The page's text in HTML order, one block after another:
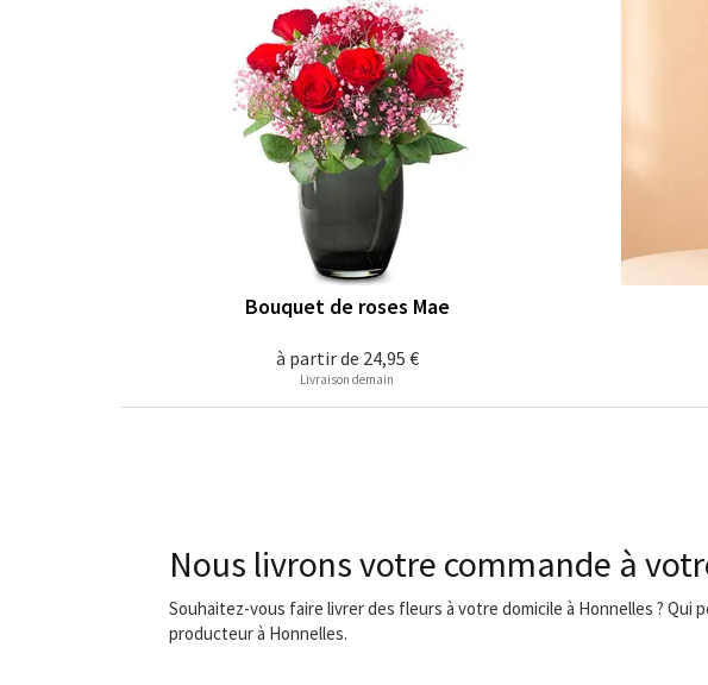
à partir de 24,95 €
Bouquet de roses Mae
Livraison demain
Nous livrons votre commande à
Souhaitez-vous faire livrer des fleurs à votre domicile à Honnelles ?
producteur à Honnelles.